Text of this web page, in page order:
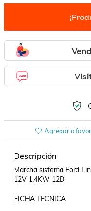
Agregar a
Descripción
Marcha sistema Ford
12V 1.4KW 12D
FICHA TECNICA